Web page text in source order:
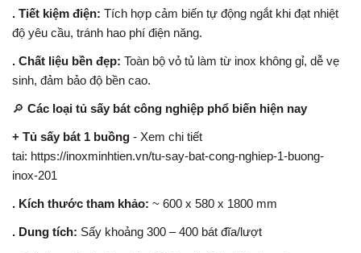
. Tiết kiệm điện: Tích hợp cảm biến tự động ngắt khi đạt nhiệt
độ yêu cầu, tránh hao phí điện năng.
. Chất liệu bền đẹp: Toàn bộ vỏ tủ làm từ inox không gỉ, dễ vẹ
sinh, đảm bảo độ bền cao.
🔎 Các loại tủ sấy bát công nghiệp phổ biến hiện nay
+ Tủ sấy bát 1 buồng - Xem chi tiết
tai: https://inoxminhtien.vn/tu-say-bat-cong-nghiep-1-buong-
inox-201
. Kích thước tham khảo: ~ 600 x 580 x 1800 mm
. Dung tích: Sấy khoảng 300 – 400 bát đĩa/lượt